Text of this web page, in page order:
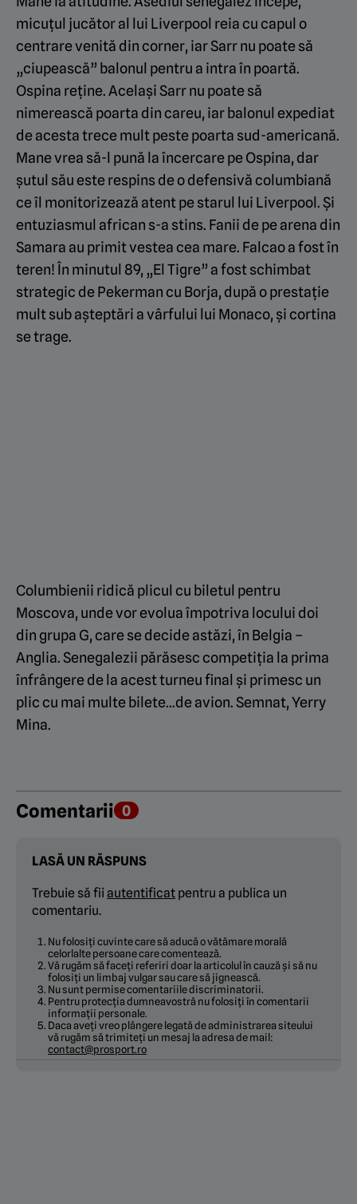
micuțul jucător al lui Liverpool reia cu capul o
centrare venită din corner, iar Sarr nu poate să
„ciupească” balonul pentru a intra în poartă.
Ospina reține. Același Sarr nu poate să
nimerească poarta din careu, iar balonul expediat
de acesta trece mult peste poarta sud-americană.
Mane vrea să-l pună la încercare pe Ospina, dar
șutul său este respins de o defensivă columbiană
ce îl monitorizează atent pe starul lui Liverpool. Și
entuziasmul african s-a stins. Fanii de pe arena din
Samara au primit vestea cea mare. Falcao a fost în
teren! În minutul 89, „El Tigre” a fost schimbat
strategic de Pekerman cu Borja, după o prestație
mult sub așteptări a vârfului lui Monaco, și cortina
se trage.
Columbienii ridică plicul cu biletul pentru
Moscova, unde vor evolua împotriva locului doi
din grupa G, care se decide astăzi, în Belgia –
Anglia. Senegalezii părăsesc competiția la prima
înfrângere de la acest turneu final și primesc un
plic cu mai multe bilete…de avion. Semnat, Yerry
Mina.
Comentarii 0
LASĂ UN RĂSPUNS
Trebuie să fii autentificat pentru a publica un
comentariu.
Nu folosiți cuvinte care să aducă o vătămare morală
celorlalte persoane care comentează.
Vă rugăm să faceți referiri doar la articolul în cauză și să nu
folosiți un limbaj vulgar sau care să jignească.
Nu sunt permise comentariile discriminatorii.
Pentru protecția dumneavostră nu folosiți în comentarii
informații personale.
Daca aveți vreo plângere legată de administrarea siteului
vă rugăm să trimiteți un mesaj la adresa de mail:
contact@prosport.ro